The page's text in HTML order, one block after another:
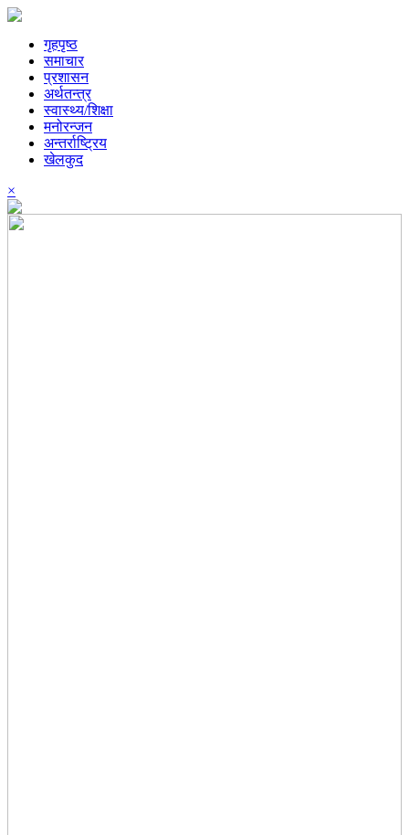
गृहपृष्ठ
समाचार
प्रशासन
अर्थतन्त्र
स्वास्थ्य/शिक्षा
मनोरन्जन
अन्तर्राष्ट्रिय
खेलकुद
×